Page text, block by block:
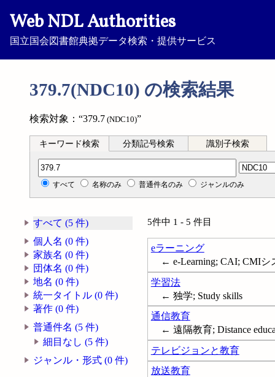
Web NDL Authorities
国立国会図書館典拠データ検索・提供サービス
379.7(NDC10) の検索結果
検索対象：“379.7 (NDC10)”
キーワード検索 分類記号検索 識別子検索
分類記号検索
すべて 名称のみ 普通件名のみ ジャンルのみ
すべて (5 件)
個人名 (0 件)
家族名 (0 件)
団体名 (0 件)
地名 (0 件)
統一タイトル (0 件)
著作 (0 件)
普通件名 (5 件)
細目なし (5 件)
ジャンル・形式 (0 件)
5件中 1 - 5 件目
eラーニング
← e-Learning; CAI; CMIシ
学習法
← 独学; Study skills
通信教育
← 遠隔教育; Distance
テレビジョンと教育
放送教育